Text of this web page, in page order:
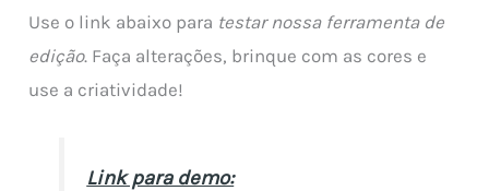
Use o link abaixo para testar nossa ferramenta de
edição. Faça alterações, brinque com as cores e
use a criatividade!
Link para demo: